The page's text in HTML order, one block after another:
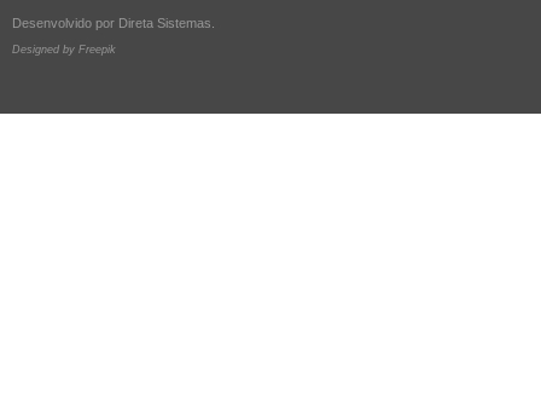
Desenvolvido por Direta Sistemas
Designed by Freepik